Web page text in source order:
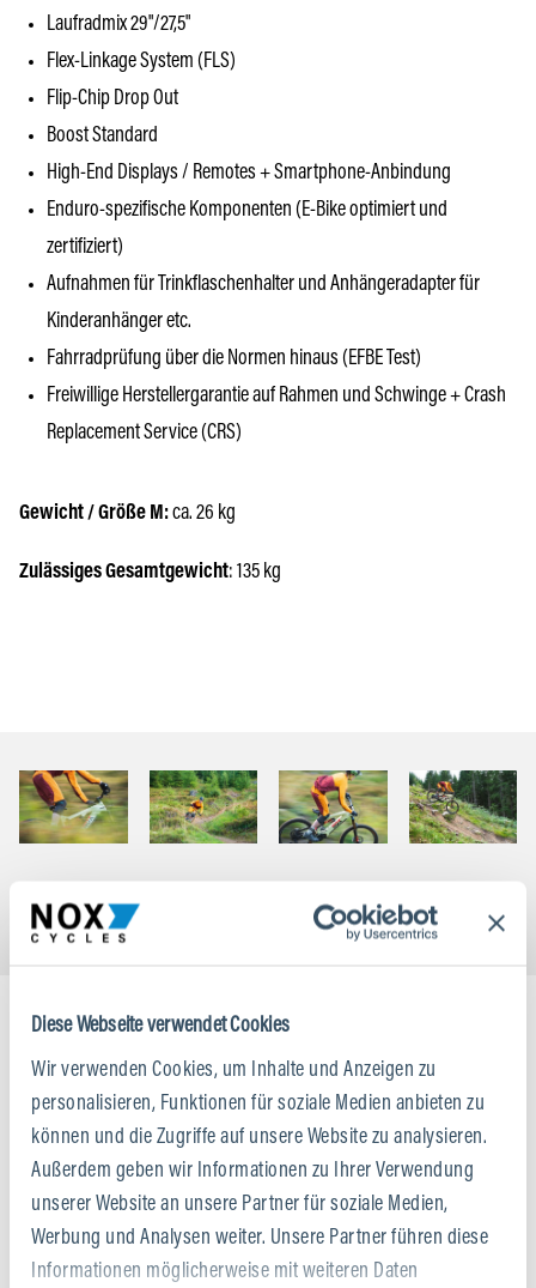
Diese Webseite verwendet Cookies
Wir verwenden Cookies, um Inhalte und Anzeigen zu
personalisieren, Funktionen für soziale Medien anbieten zu
können und die Zugriffe auf unsere Website zu analysieren.
Außerdem geben wir Informationen zu Ihrer Verwendung
unserer Website an unsere Partner für soziale Medien,
Werbung und Analysen weiter. Unsere Partner führen diese
Informationen möglicherweise mit weiteren Daten
Laufradmix 29"/27,5"
Flex-Linkage System (FLS)
Flip-Chip Drop Out
Boost Standard
High-End Displays / Remotes + Smartphone-Anbindung
Enduro-spezifische Komponenten (E-Bike optimiert und
zertifiziert)
Aufnahmen für Trinkflaschenhalter und Anhängeradapter für
Kinderanhänger etc.
Fahrradprüfung über die Normen hinaus (EFBE Test)
Freiwillige Herstellergarantie auf Rahmen und Schwinge + Crash
Replacement Service (CRS)
Gewicht / Größe M:ca. 26 kg
Zulässiges Gesamtgewicht: 135 kg